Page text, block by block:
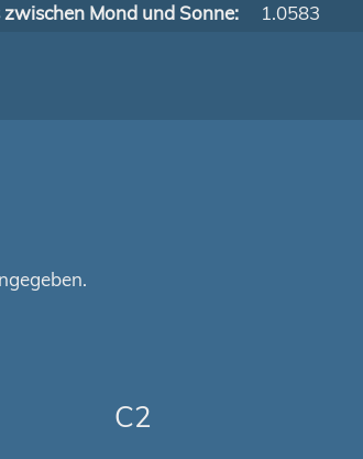
Mond und Sonne:
1.0583
C2